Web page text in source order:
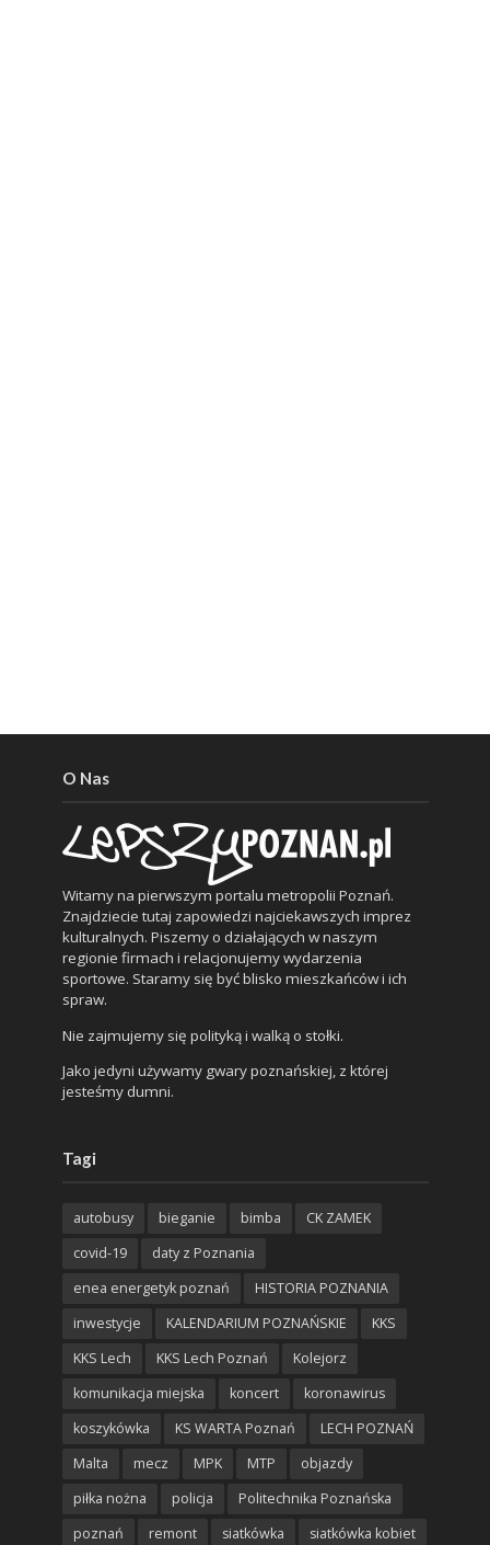
O Nas
Witamy na pierwszym portalu metropolii Poznań.
Znajdziecie tutaj zapowiedzi najciekawszych imprez
kulturalnych. Piszemy o działających w naszym
regionie firmach i relacjonujemy wydarzenia
sportowe. Staramy się być blisko mieszkańców i ich
spraw.
Nie zajmujemy się polityką i walką o stołki.
Jako jedyni używamy gwary poznańskiej, z której
jesteśmy dumni.
Tagi
autobusy bieganie bimba
CK ZAMEK
covid-19
daty z Poznania
enea energetyk poznań
HISTORIA POZNANIA
inwestycje
KALENDARIUM POZNAŃSKIE
KKS
KKS Lech
KKS Lech Poznań
Kolejorz
komunikacja miejska
koncert
koronawirus
koszykówka
KS WARTA Poznań
LECH POZNAŃ
Malta
mecz MPK MTP
objazdy
piłka nożna
policja
Politechnika Poznańska
poznań
remont siatkówka siatkówka kobiet